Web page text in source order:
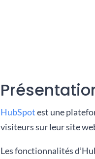
HubSpotest une
visiteurs sur leur site
Les fonctionnalités